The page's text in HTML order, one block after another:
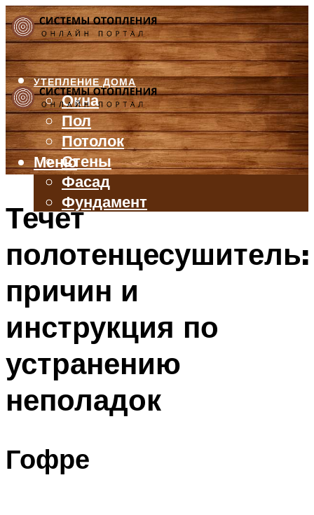
УТЕПЛЕНИЕ ДОМА
Окна
Пол
Потолок
Стены
Фасад
Фундамент
БАЛКОН И ЛОДЖИЯ
ВЕНТИЛЯЦИЯ
ТРУБЫ
Меню
Меню
Течет
причин и
инструкция по
устранению
неполадок
Гофре